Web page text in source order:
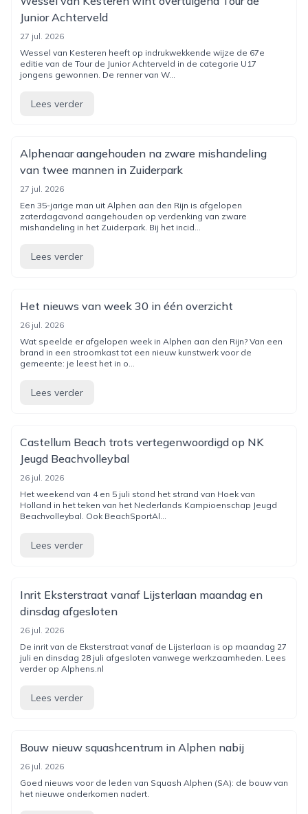
Junior Achterveld
27 jul. 2026
Wessel van Kesteren heeft op indrukwekkende wijze de 67e
editie van de Tour de Junior Achterveld in de categorie U17
jongens gewonnen. De renner van W...
Lees verder
Alphenaar aangehouden na zware mishandeling
van twee mannen in Zuiderpark
27 jul. 2026
Een 35-jarige man uit Alphen aan den Rijn is afgelopen
zaterdagavond aangehouden op verdenking van zware
mishandeling in het Zuiderpark. Bij het incid...
Lees verder
Het nieuws van week 30 in één overzicht
26 jul. 2026
Wat speelde er afgelopen week in Alphen aan den Rijn? Van een
brand in een stroomkast tot een nieuw kunstwerk voor de
gemeente: je leest het in o...
Lees verder
Castellum Beach trots vertegenwoordigd op NK
Jeugd Beachvolleybal
26 jul. 2026
Het weekend van 4 en 5 juli stond het strand van Hoek van
Holland in het teken van het Nederlands Kampioenschap Jeugd
Beachvolleybal. Ook BeachSportAl...
Lees verder
Inrit Eksterstraat vanaf Lijsterlaan maandag en
dinsdag afgesloten
26 jul. 2026
De inrit van de Eksterstraat vanaf de Lijsterlaan is op maandag 27
juli en dinsdag 28 juli afgesloten vanwege werkzaamheden. Lees
verder op Alphens.nl
Lees verder
Bouw nieuw squashcentrum in Alphen nabij
26 jul. 2026
Goed nieuws voor de leden van Squash Alphen (SA): de bouw van
het nieuwe onderkomen nadert.